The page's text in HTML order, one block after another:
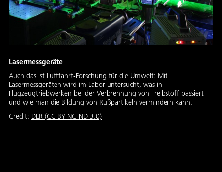
Lasermessgeräte
Auch das ist Luftfahrt-Forschung für die Umwelt: Mit
Lasermessgeräten wird im Labor untersucht, was in
Flugzeugtriebwerken bei der Verbrennung von Treibstoff passiert
und wie man die Bildung von Rußpartikeln vermindern kann.
Credit: DLR (CC BY-NC-ND 3.0)